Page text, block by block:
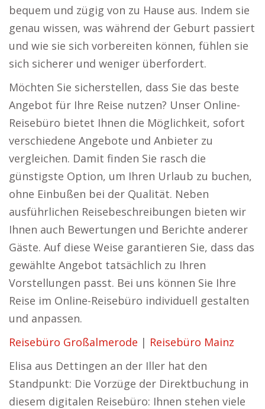
bequem und zügig von zu Hause aus. Indem sie
genau wissen, was während der Geburt passiert
und wie sie sich vorbereiten können, fühlen sie
sich sicherer und weniger überfordert.
Möchten Sie sicherstellen, dass Sie das beste
Angebot für Ihre Reise nutzen? Unser Online-
Reisebüro bietet Ihnen die Möglichkeit, sofort
verschiedene Angebote und Anbieter zu
vergleichen. Damit finden Sie rasch die
günstigste Option, um Ihren Urlaub zu buchen,
ohne Einbußen bei der Qualität. Neben
ausführlichen Reisebeschreibungen bieten wir
Ihnen auch Bewertungen und Berichte anderer
Gäste. Auf diese Weise garantieren Sie, dass das
gewählte Angebot tatsächlich zu Ihren
Vorstellungen passt. Bei uns können Sie Ihre
Reise im Online-Reisebüro individuell gestalten
und anpassen.
Reisebüro Großalmerode | Reisebüro Mainz
Elisa aus Dettingen an der Iller hat den
Standpunkt: Die Vorzüge der Direktbuchung in
diesem digitalen Reisebüro: Ihnen stehen viele